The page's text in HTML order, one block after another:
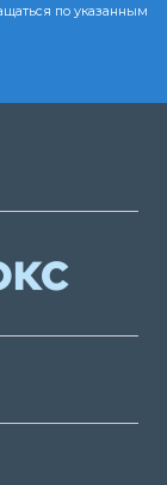
по указанным